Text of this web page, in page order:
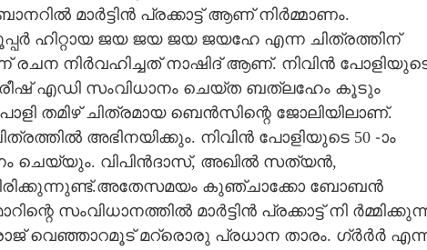
മാർട്ടിൻ പ്രക്കാട്ട് ആണ് നിർമ്മാണം.
ഹിറ്റായ ജയ ജയ ജയ ജയഹേ എന്ന ചിത്രത്തിന്
രചന നിർവഹിച്ചത് നാഷിദ് ആണ്. നിവിൻ
എഡി സംവിധാനം ചെയ്ത ബത്‌ലഹേം കൂടും
തമിഴ് ചിത്രമായ ബെൻസിന്റെ ജോലിയിലാണ്.
അഭിനയിക്കും. നിവിൻ പോളിയുടെ 50 -ാം
ചെയ്യും. വിപിൻദാസ്, അഖിൽ സത്യൻ,
കുഞ്ചാക്കോ ബോബൻ
സംവിധാനത്തിൽ മാർട്ടിൻ പ്രക്കാട്ട് നി
വെഞ്ഞാറമൂട് മറ്രൊരു പ്രധാന താരം. ഗ്‌‌‌ർർർ